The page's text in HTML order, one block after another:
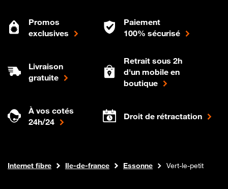
Promos
exclusives
Paiement
100% sécurisé
Livraison
gratuite
Retrait sous 2h
d'un mobile en
boutique
À vos cotés
24h/24
Droit de rétractation
Boutique Orange
Internet fibre Ile-de-france Essonne Vert-le-petit